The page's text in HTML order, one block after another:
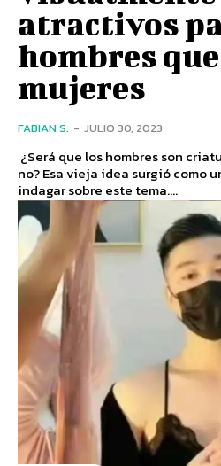
atractivos
hombres
mujeres
FABIAN S. - JULIO 30, 2023
¿Será que los hombres son
no? Esa vieja idea surgió como
indagar sobre este tema....